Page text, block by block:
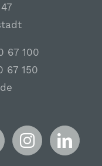
67 100
67 150